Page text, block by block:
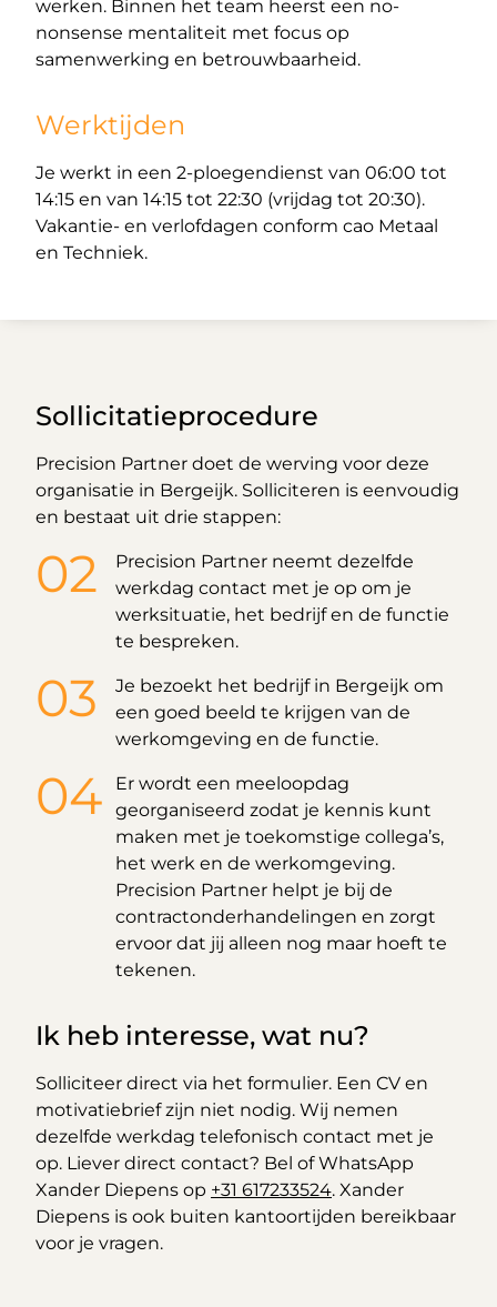
werken. Binnen het team heerst een no-
nonsense mentaliteit met focus op
samenwerking en betrouwbaarheid.
Werktijden
Je werkt in een 2-ploegendienst van 06:00 tot
14:15 en van 14:15 tot 22:30 (vrijdag tot 20:30).
Vakantie- en verlofdagen conform cao Metaal
en Techniek.
Sollicitatieprocedure
Precision Partner doet de werving voor deze
organisatie in Bergeijk. Solliciteren is eenvoudig
en bestaat uit drie stappen:
Precision Partner neemt dezelfde
werkdag contact met je op om je
werksituatie, het bedrijf en de functie
te bespreken.
Je bezoekt het bedrijf in Bergeijk om
een goed beeld te krijgen van de
werkomgeving en de functie.
Er wordt een meeloopdag
georganiseerd zodat je kennis kunt
maken met je toekomstige collega’s,
het werk en de werkomgeving.
Precision Partner helpt je bij de
contractonderhandelingen en zorgt
ervoor dat jij alleen nog maar hoeft te
tekenen.
Ik heb interesse, wat nu?
Solliciteer direct via het formulier. Een CV en
motivatiebrief zijn niet nodig. Wij nemen
dezelfde werkdag telefonisch contact met je
op. Liever direct contact? Bel of WhatsApp
Xander Diepens op +31 617233524. Xander
Diepens is ook buiten kantoortijden bereikbaar
voor je vragen.